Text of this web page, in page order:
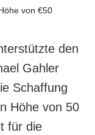
zur
den
Gahler
Schaffung
Höhe von 50
für die